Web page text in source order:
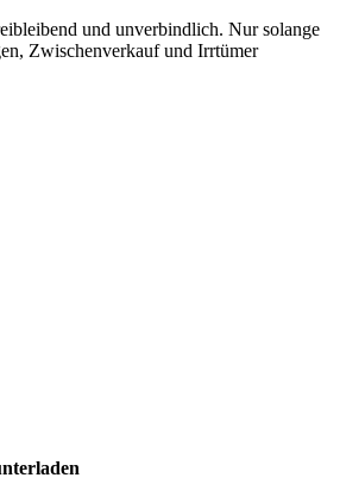
und unverbindlich. Nur solange
Zwischenverkauf und Irrtümer